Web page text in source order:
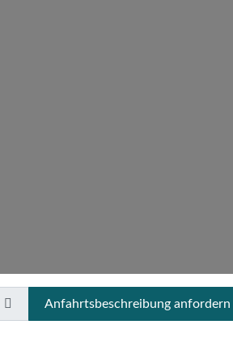
Anfahrtsbeschreibung anfordern